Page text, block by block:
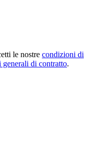
le nostre condizioni di
di contratto.